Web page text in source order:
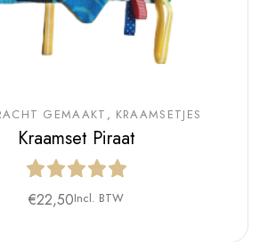
GEMAAKT KRAAMSETJES
Kraamset Piraat
€22,50Incl. BTW